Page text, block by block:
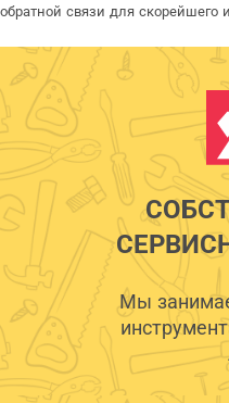
обратной связи для скорейшего
Мы